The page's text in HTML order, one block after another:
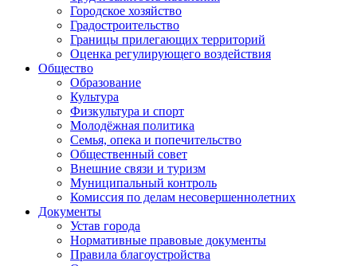
Городское хозяйство
Градостроительство
Границы прилегающих территорий
Оценка регулирующего воздействия
Общество
Образование
Культура
Физкультура и спорт
Молодёжная политика
Семья, опека и попечительство
Общественный совет
Внешние связи и туризм
Муниципальный контроль
Комиссия по делам несовершеннолетних
Документы
Устав города
Нормативные правовые документы
Правила благоустройства